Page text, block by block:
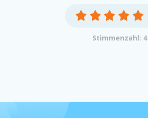
Stimmenzahl: 4